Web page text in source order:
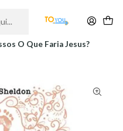
O Que Faria Jesus?